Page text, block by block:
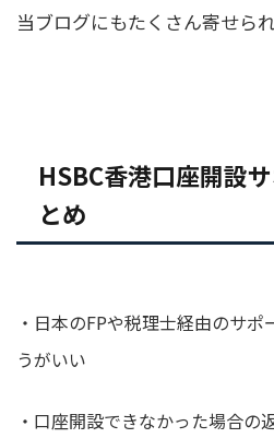
当ブログにもたくさん寄せられ
HSBC香港口座開設
とめ
・日本のFPや税理士経由のサ
うがいい
・口座開設できなかった場合の